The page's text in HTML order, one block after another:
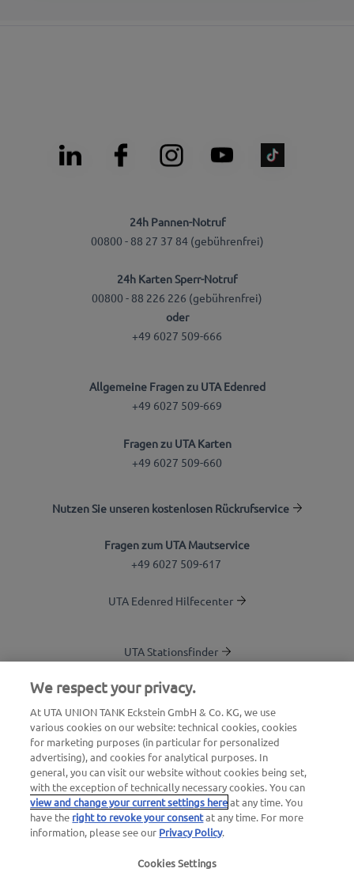
24h Pannen-Notruf
00800 - 88 27 37 84 (gebührenfrei)
24h Karten Sperr-Notruf
00800 - 88 226 226 (gebührenfrei)
oder
+49 6027 509-666
Allgemeine Fragen zu UTA Edenred
+49 6027 509-669
Fragen zu UTA Karten
+49 6027 509-660
Nutzen Sie unseren kostenlosen Rückrufservice
Fragen zum UTA Mautservice
+49 6027 509-617
UTA Edenred Hilfecenter
UTA Stationsfinder
Blog
Login Kundenbereich
Über UTA Edenred
UTA Academy
Datenschutzerklärung |
We respect your privacy.
At UTA UNION TANK Eckstein GmbH & Co. KG, we use
various cookies on our website: technical cookies, cookies
for marketing purposes (in particular for personalized
advertising), and cookies for analytical purposes. In
general, you can visit our website without cookies being set,
with the exception of technically necessary cookies. You can
view and change your current settings hereat any time. You
have the right to revoke your consentat any time. For more
information, please see our Privacy Policy.
Cookies Settings